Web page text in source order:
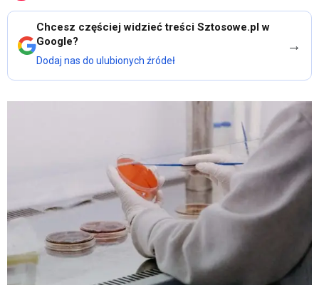
Chcesz częściej widzieć treści Sztosowe.pl w
Google?
Dodaj nas do ulubionych źródeł
→